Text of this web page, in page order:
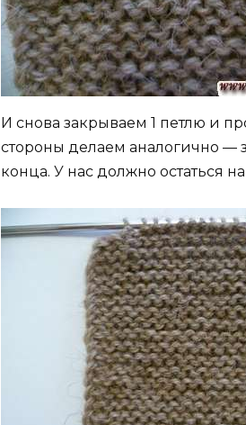
И снова закрываем 1 петлю и
стороны делаем аналогично —
конца. У нас должно остаться